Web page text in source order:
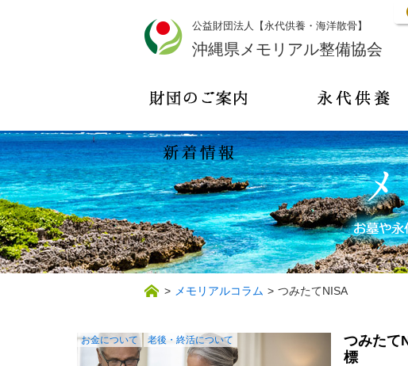
公益財団法人【永代供養・海洋散骨】
沖縄県メモリアル整備協会
> メモリアルコラム > つみたてNISA
お金について 老後・終活について
つみたて
標